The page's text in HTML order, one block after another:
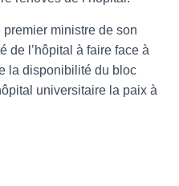
ministre de son
de l’hôpital à faire face à
la disponibilité du bloc
universitaire la paix à